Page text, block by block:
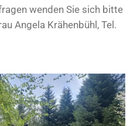
wenden Sie sich bitte
Angela Krähenbühl, Tel.